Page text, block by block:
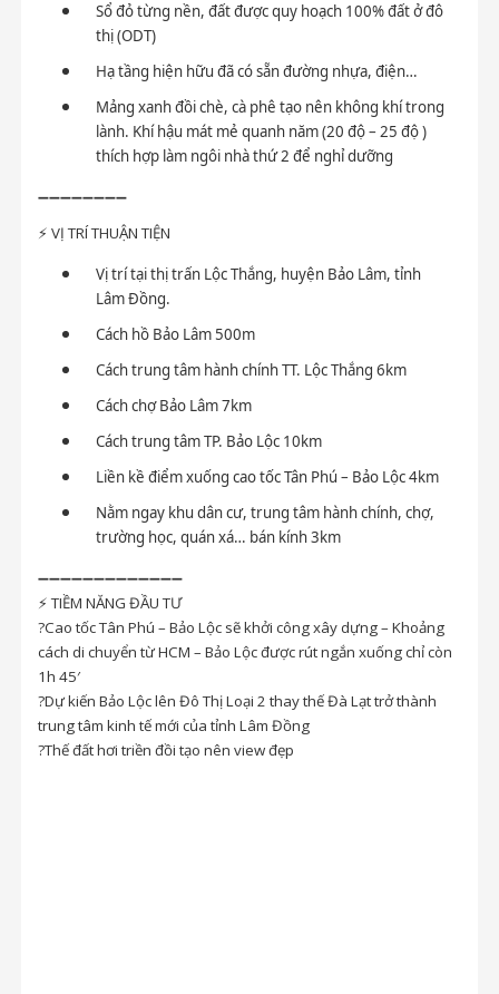
Sổ đỏ từng nền, đất được quy hoạch 100% đất ở đô
thị (ODT)
Hạ tầng hiện hữu đã có sẵn đường nhựa, điện…
Mảng xanh đồi chè, cà phê tạo nên không khí trong
lành. Khí hậu mát mẻ quanh năm (20 độ – 25 độ )
thích hợp làm ngôi nhà thứ 2 để nghỉ dưỡng
➖➖➖➖➖➖➖➖
⚡ VỊ TRÍ THUẬN TIỆN
Vị trí tại thị trấn Lộc Thắng, huyện Bảo Lâm, tỉnh
Lâm Đồng.
Cách hồ Bảo Lâm 500m
Cách trung tâm hành chính TT. Lộc Thắng 6km
Cách chợ Bảo Lâm 7km
Cách trung tâm TP. Bảo Lộc 10km
Liền kề điểm xuống cao tốc Tân Phú – Bảo Lộc 4km
Nằm ngay khu dân cư, trung tâm hành chính, chợ,
trường học, quán xá… bán kính 3km
➖➖➖➖➖➖➖➖➖➖➖➖➖
⚡TIỀM NĂNG ĐẦU TƯ
?Cao tốc Tân Phú – Bảo Lộc sẽ khởi công xây dựng – Khoảng
cách di chuyển từ HCM – Bảo Lộc được rút ngắn xuống chỉ còn
1h 45′
?Dự kiến Bảo Lộc lên Đô Thị Loại 2 thay thế Đà Lạt trở thành
trung tâm kinh tế mới của tỉnh Lâm Đồng
?Thế đất hơi triền đồi tạo nên view đẹp